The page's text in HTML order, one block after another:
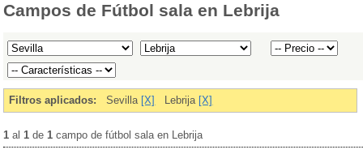
Campos de Fútbol sala en Lebrija
Filtros aplicados: Sevilla [X] Lebrija [X]
1 al1 de1 campo de fútbol sala en Lebrija